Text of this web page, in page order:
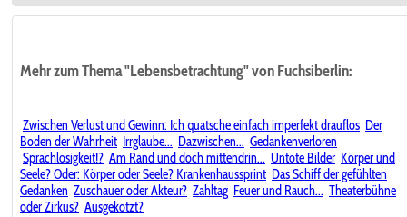
Mehr zum Thema "Lebensbetrachtung" von Fuchsiberlin:
Zwischen Verlust und Gewinn: Ich quatsche einfach imperfekt drauflos Der
Boden der Wahrheit Irrglaube... Dazwischen... Gedankenverloren
Sprachlosigkeit!? Am Rand und doch mittendrin... Untote Bilder Körper und
Seele? Oder: Körper oder Seele? Krankenhaussprint Das Schiff der gefühlten
Gedanken Zuschauer oder Akteur? Zahltag Feuer und Rauch... Theaterbühne
oder Zirkus? Ausgekotzt?